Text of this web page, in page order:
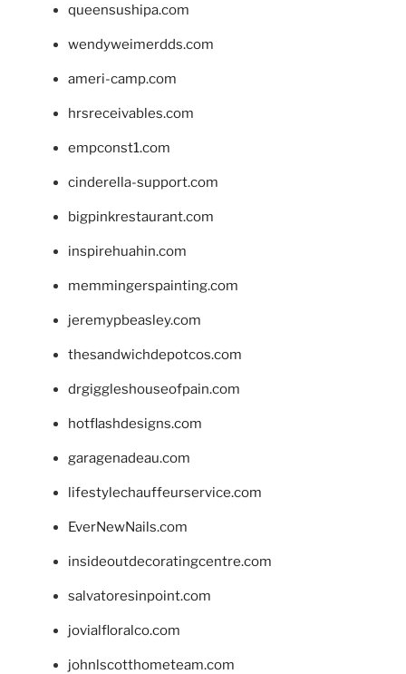
queensushipa.com
wendyweimerdds.com
ameri-camp.com
hrsreceivables.com
empconst1.com
cinderella-support.com
bigpinkrestaurant.com
inspirehuahin.com
memmingerspainting.com
jeremypbeasley.com
thesandwichdepotcos.com
drgiggleshouseofpain.com
hotflashdesigns.com
garagenadeau.com
lifestylechauffeurservice.com
EverNewNails.com
insideoutdecoratingcentre.com
salvatoresinpoint.com
jovialfloralco.com
johnlscotthometeam.com